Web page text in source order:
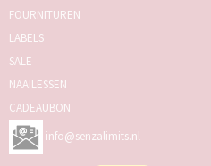
FOURNITUREN
LABELS
SALE
NAAILESSEN
CADEAUBON
info@senzalimits.nl